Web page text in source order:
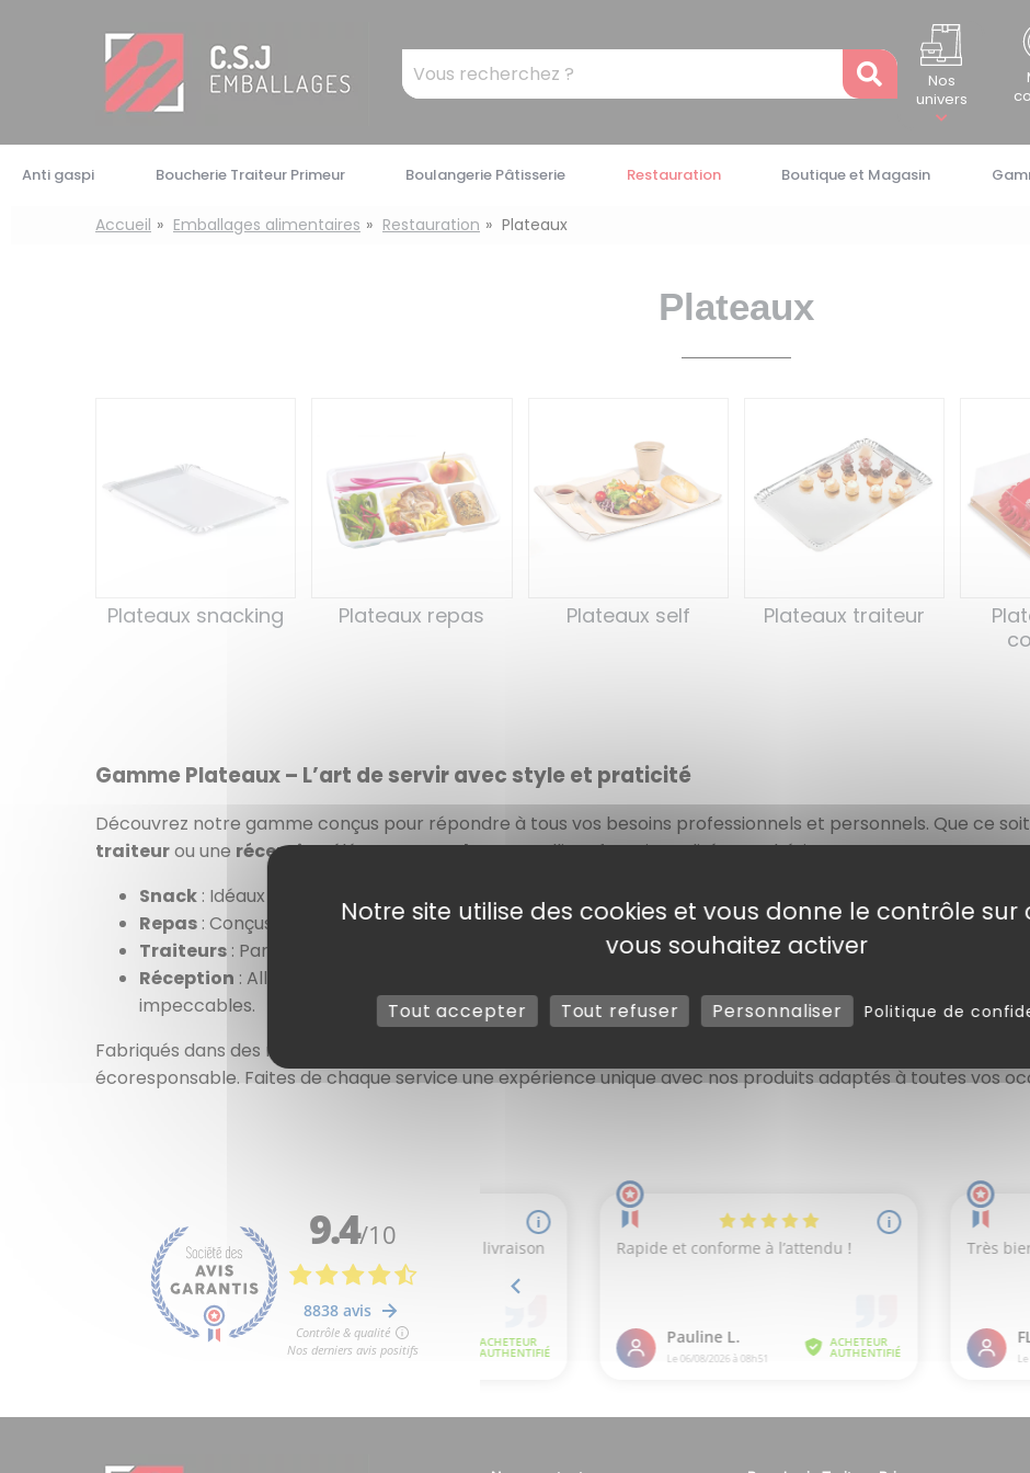
Mots
clés
Nos
univers
Anti gaspi Boucherie Traiteur Primeur Boulangerie Pâtisserie Restauration Boutique et Magasin
Accueil Emballages alimentaires Restauration Plateaux
Plateaux
Plateaux snacking Plateaux repas Plateaux self Plateaux traiteur
Gamme Plateaux – L’art de servir avec style et praticité
Découvrez notre gamme conçus pour répondre à tous vos besoins professionnels et personnels. Que ce
traiteurou une réceptionélégante, nosplateauxallient fonctionnalité et esthétisme.
Snack : Idéaux pour des repas rapides ou à emporter, nos plateaux offrent une présentation soignée
Repas : Conçus pour le service complet, ils permettent d’organiser efficacement vos mets tout en
Traiteurs : Parfaits pour sublimer vos créations culinaires, cesplateauxélégants et résistants
Réception : Alliez raffinement et praticité pour vos événements grâce à une sélection de plateaux
impeccables.
Fabriqués dans des matériaux durables et souvent recyclés, nos produits respectent vos exigences tout en
écoresponsable. Faites de chaque service une expérience unique avec nos produits adaptés à toutes vos
Notre site utilise des cookies et vous donne le contrôle sur
vous souhaitez activer
Tout accepter Tout refuser Personnaliser Politique de